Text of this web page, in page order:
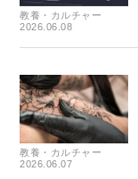
教養・カルチャー
2026.06.08
教養・カルチャー
2026.06.07